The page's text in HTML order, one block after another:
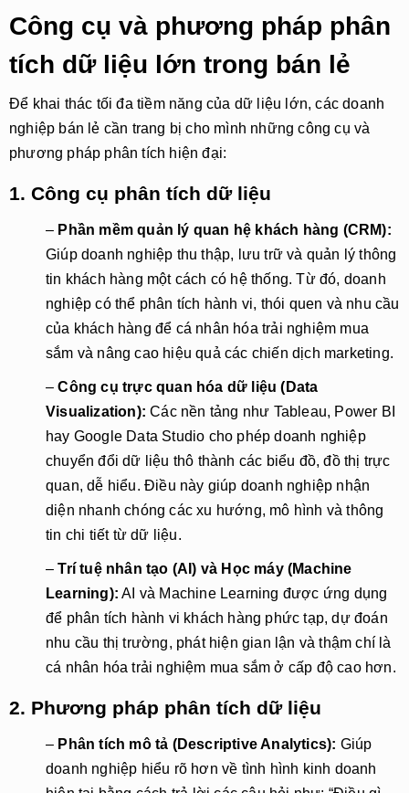
Công cụ và phương pháp phân
tích dữ liệu lớn trong bán lẻ
Để khai thác tối đa tiềm năng của dữ liệu lớn, các doanh
nghiệp bán lẻ cần trang bị cho mình những công cụ và
phương pháp phân tích hiện đại:
1. Công cụ phân tích dữ liệu
– Phần mềm quản lý quan hệ khách hàng (CRM):
Giúp doanh nghiệp thu thập, lưu trữ và quản lý thông
tin khách hàng một cách có hệ thống. Từ đó, doanh
nghiệp có thể phân tích hành vi, thói quen và nhu cầu
của khách hàng để cá nhân hóa trải nghiệm mua
sắm và nâng cao hiệu quả các chiến dịch marketing.
–Công cụ trực quan hóa dữ liệu (Data
Visualization): Các nền tảng như Tableau, Power BI
hay Google Data Studio cho phép doanh nghiệp
chuyển đổi dữ liệu thô thành các biểu đồ, đồ thị trực
quan, dễ hiểu. Điều này giúp doanh nghiệp nhận
diện nhanh chóng các xu hướng, mô hình và thông
tin chi tiết từ dữ liệu.
–Trí tuệ nhân tạo (AI) và Học máy (Machine
Learning): AI và Machine Learning được ứng dụng
để phân tích hành vi khách hàng phức tạp, dự đoán
nhu cầu thị trường, phát hiện gian lận và thậm chí là
cá nhân hóa trải nghiệm mua sắm ở cấp độ cao hơn.
2. Phương pháp phân tích dữ liệu
– Phân tích mô tả (Descriptive Analytics): Giúp
doanh nghiệp hiểu rõ hơn về tình hình kinh doanh